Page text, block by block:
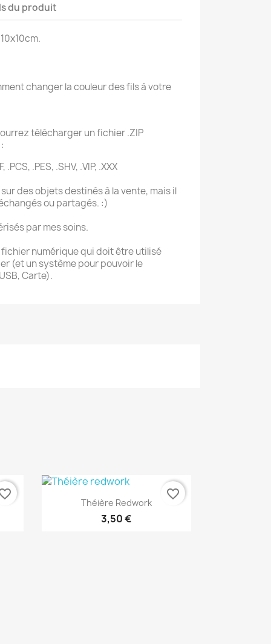
du produit
changer la couleur des fils à votre
télécharger un fichier .ZIP
.PCS, .PES, .SHV, .VIP, .XXX
des objets destinés à la vente, mais il
ou partagés. :)
par mes soins.
fichier numérique qui doit être utilisé
(et un système pour pouvoir le
Carte).
Aperçu rapide
Théière Redwork
3,50 €
favorite_border